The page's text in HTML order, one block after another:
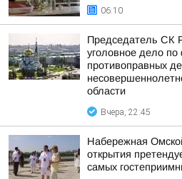
06:10
Председатель СК
уголовное дело
противоправных
области
Вчера, 22:45
Набережная
открытия
самых